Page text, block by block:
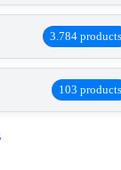
3.784 products
103 products